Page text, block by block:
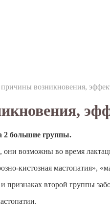
возникновения,
2 большие группы.
возможны во время
кистозная мастопатия»,
признаках второй группы